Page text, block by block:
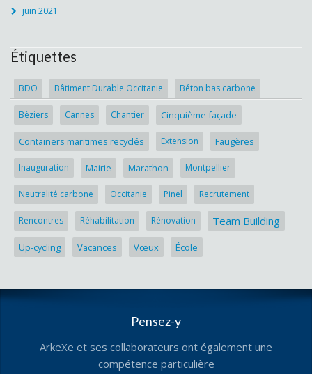
juin 2021
Étiquettes
BDO Bâtiment Durable Occitanie Béton bas carbone
Béziers Cannes Chantier Cinquième façade
Containers maritimes recyclés Extension Faugères
Inauguration Mairie Marathon Montpellier
Neutralité carbone Occitanie Pinel Recrutement
Rencontres Réhabilitation Rénovation Team Building
Up-cycling Vacances Vœux École
Pensez-y
ArkeXe et ses collaborateurs ont également une
compétence particulière